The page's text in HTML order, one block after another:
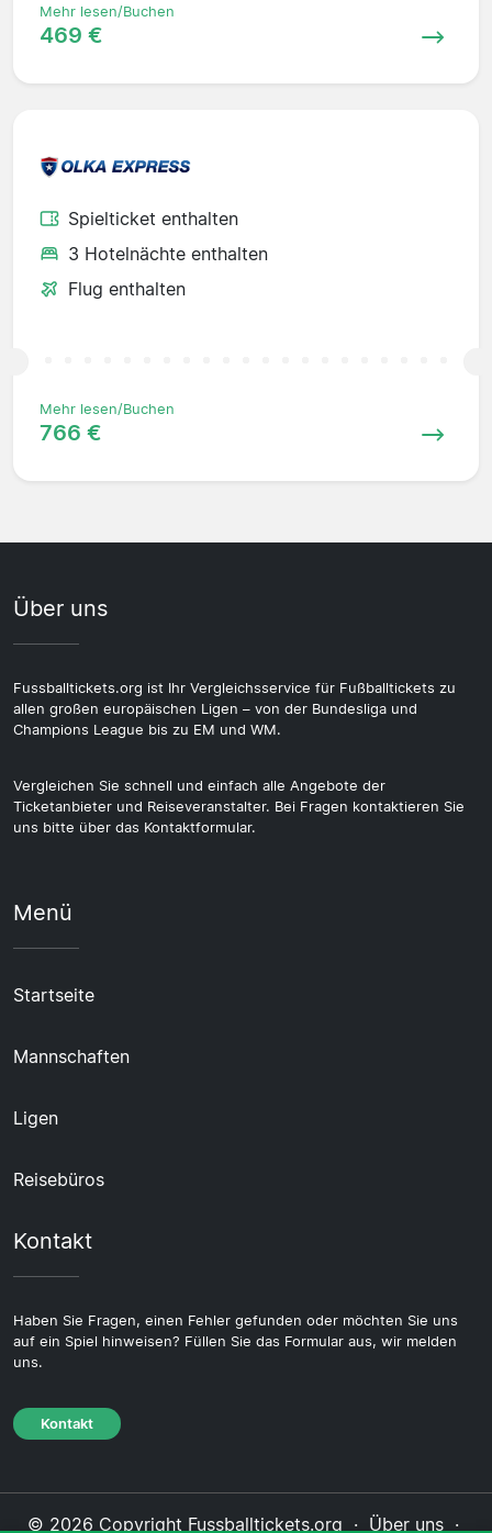
Mehr lesen/Buchen
469 €
Spielticket enthalten
3 Hotelnächte enthalten
Flug enthalten
Mehr lesen/Buchen
766 €
Über uns
Fussballtickets.org ist Ihr Vergleichsservice für Fußballtickets zu
allen großen europäischen Ligen – von der Bundesliga und
Champions League bis zu EM und WM.
Vergleichen Sie schnell und einfach alle Angebote der
Ticketanbieter und Reiseveranstalter. Bei Fragen kontaktieren Sie
uns bitte über das Kontaktformular.
Menü
Startseite
Mannschaften
Ligen
Reisebüros
Kontakt
Haben Sie Fragen, einen Fehler gefunden oder möchten Sie uns
auf ein Spiel hinweisen? Füllen Sie das Formular aus, wir melden
uns.
Kontakt
© 2026 Copyright Fussballtickets.org · Über uns ·